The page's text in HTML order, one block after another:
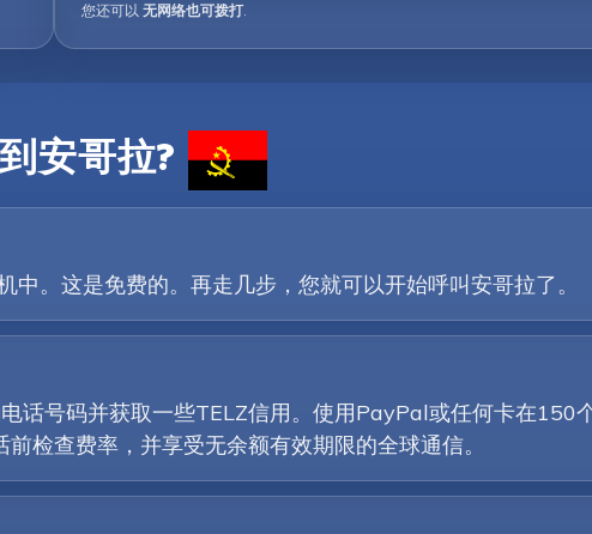
您还可以 无网络也可拨打.
安哥拉?
。这是免费的。再走几步，您就可以开始呼叫安哥拉了。
话号码并获取一些TELZ信用。使用PayPal或任何卡在150
检查费率，并享受无余额有效期限的全球通信。